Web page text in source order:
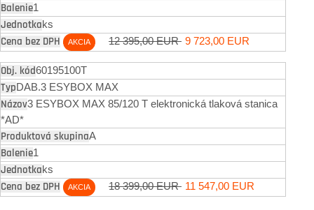
1
ks
AKCIA 12 395,00 EUR 9 723,00 EUR
60195100T
DAB.3 ESYBOX MAX
3 ESYBOX MAX 85/120 T elektronická tlaková stanica
*AD*
A
1
ks
AKCIA 18 399,00 EUR 11 547,00 EUR